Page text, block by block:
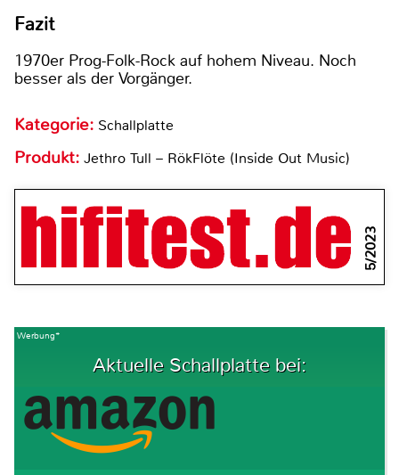
Fazit
1970er Prog-Folk-Rock auf hohem Niveau. Noch
besser als der Vorgänger.
Kategorie: Schallplatte
Produkt: Jethro Tull – RökFlöte (Inside Out Music)
5/2023
Werbung*
Aktuelle Schallplatte bei: